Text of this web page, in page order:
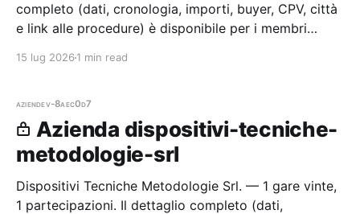
completo (dati, cronologia, importi, buyer, CPV, città
e link alle procedure) è disponibile per i membri
15 lug 2026 1 min read
aziendev-8aec0d7
Azienda dispositivi-tecniche-
metodologie-srl
Dispositivi Tecniche Metodologie Srl. — 1 gare vinte,
1 partecipazioni. Il dettaglio completo (dati,